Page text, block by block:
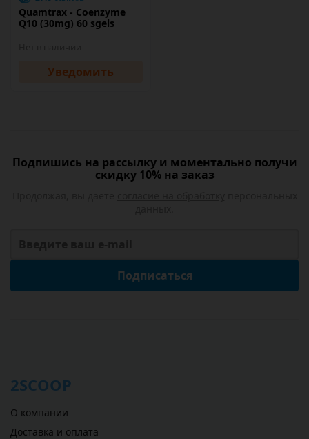
Quamtrax - Coenzyme
Q10 (30mg) 60 sgels
Уведомить
Подпишись на рассылку и моментально получи
скидку 10% на заказ
Подписаться
2SCOOP
О компании
Доставка и оплата